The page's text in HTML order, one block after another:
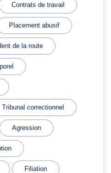
Contrats de travail
Placement abusif
de la route
Tribunal correctionnel
Agression
Filiation